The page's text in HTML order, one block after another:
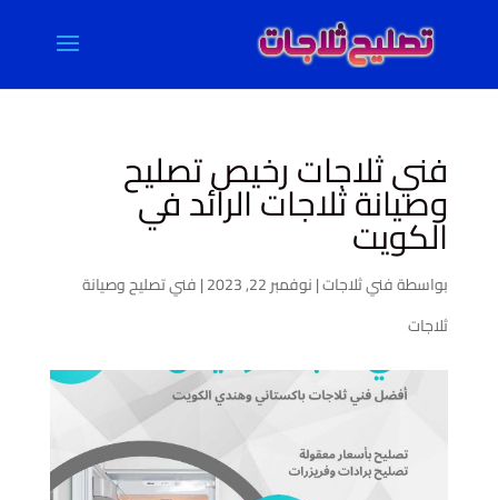
فني ثلاجات رخيص تصليح
وصيانة ثلاجات الرائد في
الكويت
بواسطةفني ثلاجات|نوفمبر 22, 2023 |فني تصليح وصيانة
ثلاجات